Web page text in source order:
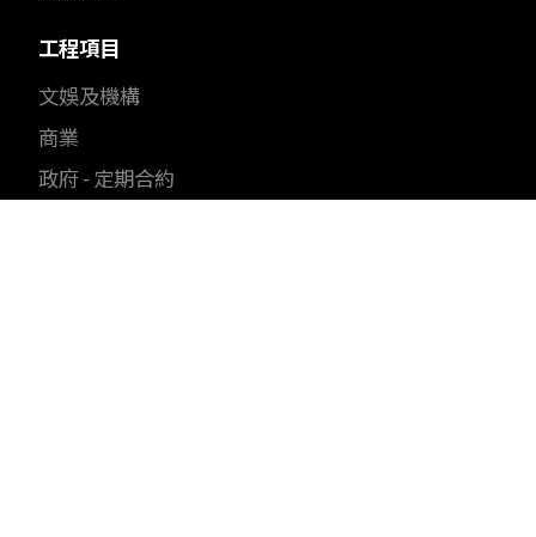
工程項目
文娛及機構
商業
政府 - 定期合約